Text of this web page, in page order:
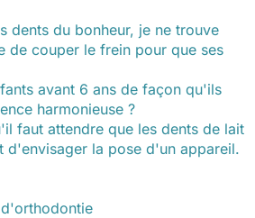
dents du bonheur, je ne trouve
de couper le frein pour que ses
avant 6 ans de façon qu'ils
harmonieuse ?
faut attendre que les dents de lait
d'envisager la pose d'un appareil.